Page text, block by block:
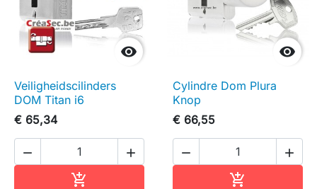

Veiligheidscilinders
DOM Titan i6
€ 65,34
 


Cylindre Dom Plura
Knop
€ 66,55
 
